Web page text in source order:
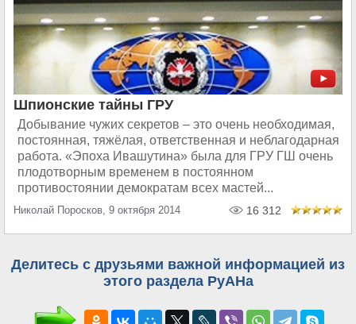
Шпионские тайны ГРУ
Добывание чужих секретов – это очень необходимая,
постоянная, тяжёлая, ответственная и неблагодарная
работа. «Эпоха Ивашутина» была для ГРУ ГШ очень
плодотворным временем в постоянном
противостоянии демократам всех мастей...
Николай Поросков, 9 октября 2014 16 312
Делитесь с друзьями важной информацией из
этого раздела РуАНа